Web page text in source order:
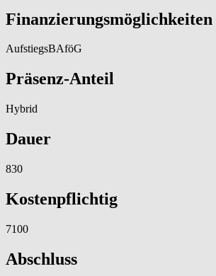
Finanzierungsmöglichkeiten
AufstiegsBAföG
Präsenz-Anteil
Hybrid
Dauer
830
Kostenpflichtig
7100
Abschluss